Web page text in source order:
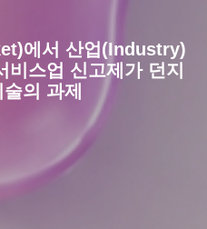
에서 산업(Industry)
스업 신고제가 던지
의 과제